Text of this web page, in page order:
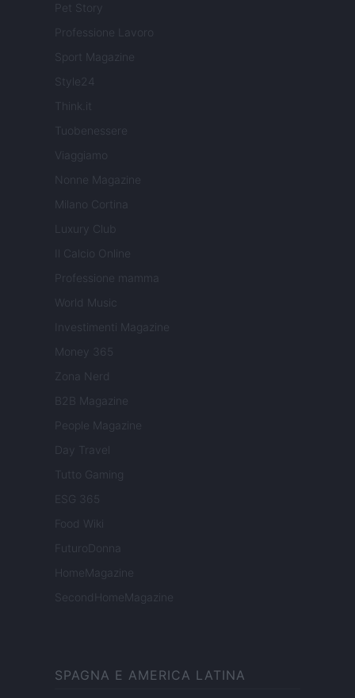
Pet Story
Professione Lavoro
Sport Magazine
Style24
Think.it
Tuobenessere
Viaggiamo
Nonne Magazine
Milano Cortina
Luxury Club
Il Calcio Online
Professione mamma
World Music
Investimenti Magazine
Money 365
Zona Nerd
B2B Magazine
People Magazine
Day Travel
Tutto Gaming
ESG 365
Food Wiki
FuturoDonna
HomeMagazine
SecondHomeMagazine
SPAGNA E AMERICA LATINA